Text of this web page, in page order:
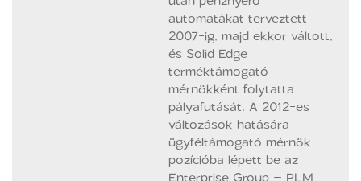
automatákat terveztett
2007-ig, majd ekkor váltott,
és Solid Edge
terméktámogató
mérnökként folytatta
pályafutását. A 2012-es
változások hatására
ügyféltámogató mérnök
pozícióba lépett be az